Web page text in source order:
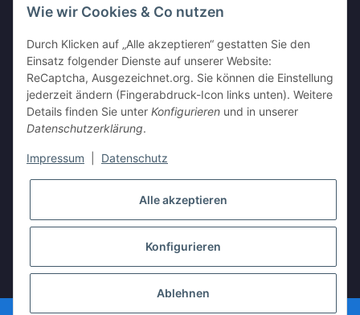
Widerrufsbutton
AUSGEZEICHNET
Kundenbewertungen
SEHR GUT
17.604 Bewertungen
von hier, ebay.de,
Stephen
21.07.2026
toller Shop, gute Ware.
Was will man mehr ?
* Alle Preise inkl. gesetzlicher USt., zzgl.Versand
Wie wir Cookies & Co nutzen
Durch Klicken auf „Alle akzeptieren“ gestatten Sie den
Einsatz folgender Dienste auf unserer Website:
ReCaptcha, Ausgezeichnet.org. Sie können die Einstellung
jederzeit ändern (Fingerabdruck-Icon links unten). Weitere
Details finden Sie unter Konfigurieren und in unserer
Datenschutzerklärung.
Impressum Datenschutz
Alle akzeptieren
Konfigurieren
Ablehnen